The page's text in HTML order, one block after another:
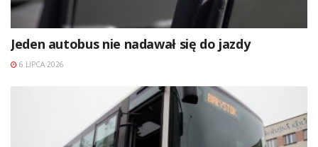
Jeden autobus nie nadawał się do jazdy
6 LIPCA 2026